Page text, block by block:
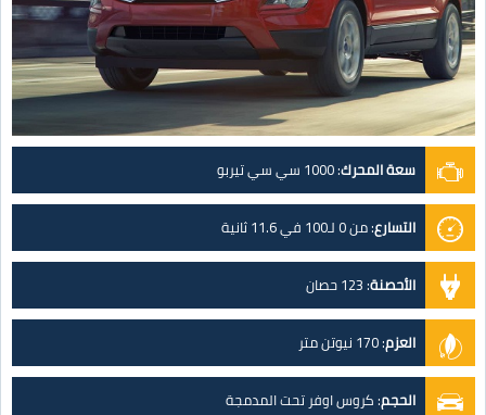
سعة المحرك:1000 سي سي تيربو
التسارع:من 0 لـ100 في 11.6 ثانية
الأحصنة:123 حصان
العزم:170 نيوتن متر
الحجم:كروس اوفر تحت المدمجة